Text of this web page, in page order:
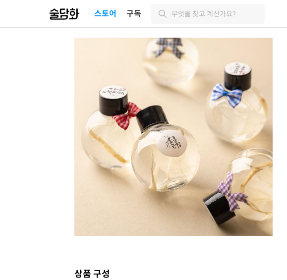
스토어 구독 무엇을 찾고 계신가요?
상품 구성